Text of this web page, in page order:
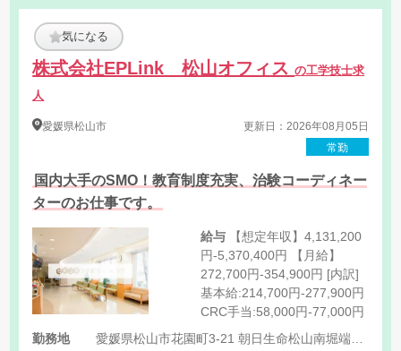
気になる
株式会社EPLink 松山オフィスの工学技士求
人
愛媛県松山市
更新日：2026年08月05日
常勤
国内大手のSMO！教育制度充実、治験コーディネー
ターのお仕事です。
給与
円-5,370,400円 【月給】
272,700円-354,900円 [内訳]
基本給:214,700円-277,900円
CRC手当:58,000円-77,000円
勤務地